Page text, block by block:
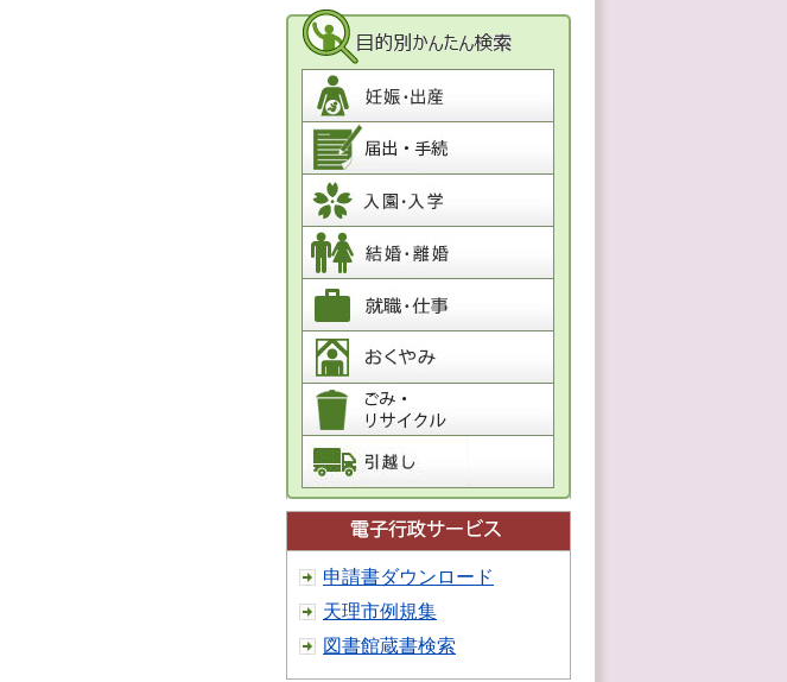
申請書ダウンロード
天理市例規集
図書館蔵書検索